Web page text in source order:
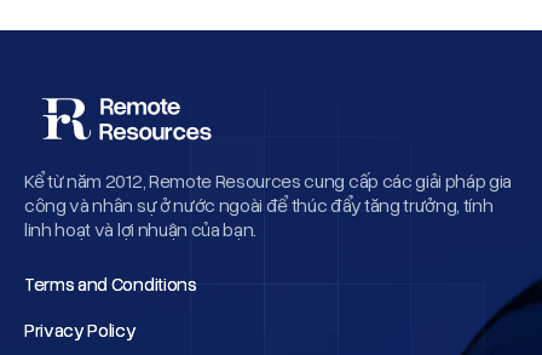
Kể từ năm 2012, Remote Resources cung cấp các giải pháp gia
công và nhân sự ở nước ngoài để thúc đẩy tăng trưởng, tính
linh hoạt và lợi nhuận của bạn.
Terms and Conditions
Terms and Conditions
Privacy Policy
Privacy Policy